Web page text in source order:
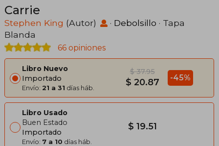
Carrie
Stephen King (Autor) · Debolsillo · Tapa
Blanda
66 opiniones
Libro Nuevo
Importado
Envío: 21 a 31 días háb.
$ 37.95
$ 20.87 -45%
Libro Usado
Buen Estado
Importado
Envío: 7 a 10 días háb.
$ 19.51